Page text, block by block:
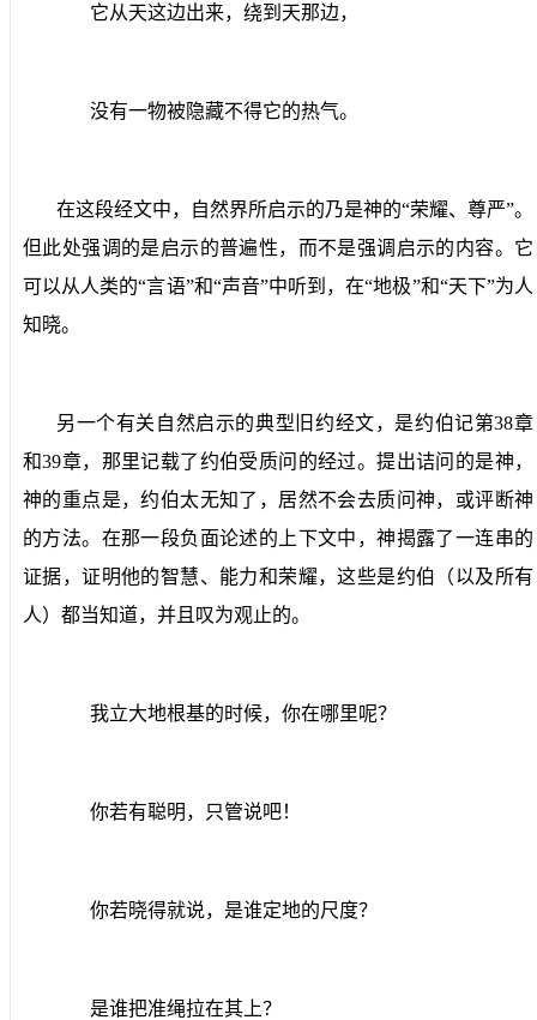
它从天这边出来，绕到天那边，
没有一物被隐藏不得它的热气。
在这段经文中，自然界所启示的乃是神的“荣耀、尊严”。
但此处强调的是启示的普遍性，而不是强调启示的内容。它
可以从人类的“言语”和“声音”中听到，在“地极”和“天下”为人
知晓。
另一个有关自然启示的典型旧约经文，是约伯记第38章
和39章，那里记载了约伯受质问的经过。提出诘问的是神，
神的重点是，约伯太无知了，居然不会去质问神，或评断神
的方法。在那一段负面论述的上下文中，神揭露了一连串的
证据，证明他的智慧、能力和荣耀，这些是约伯（以及所有
人）都当知道，并且叹为观止的。
我立大地根基的时候，你在哪里呢？
你若有聪明，只管说吧！
你若晓得就说，是谁定地的尺度？
是谁把准绳拉在其上？